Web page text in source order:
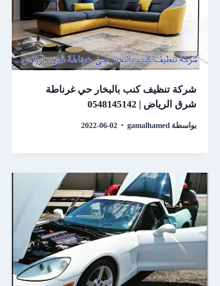
شركة تنظيف كنب بالبخار حي غرناطة
شرق الرياض | 0548145142
بواسطة gamalhamed
2022-06-02